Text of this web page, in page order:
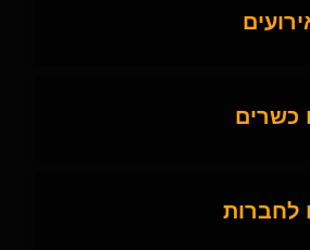
כשרים
לחברות